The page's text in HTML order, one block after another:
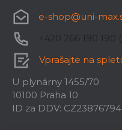
e-shop@uni-
+420 266 190 190
Vprašajte na
U plynárny 1455/70
10100 Praha 10
ID za DDV: CZ23876794